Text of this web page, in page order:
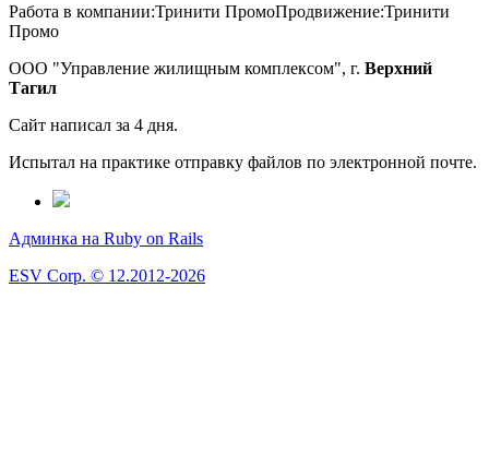
Работа в компании:Тринити ПромоПродвижение:Тринити
Промо
ООО "Управление жилищным комплексом", г. Верхний
Тагил
Сайт написал за 4 дня.
Испытал на практике отправку файлов по электронной почте.
Админка на Ruby on Rails
ESV Corp. © 12.2012-2026